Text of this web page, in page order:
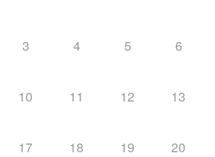
3 4 5 6
10 11 12 13
17 18 19 20